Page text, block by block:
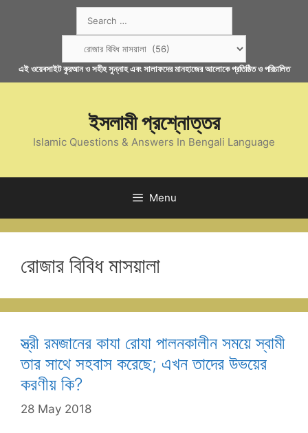
for:
এই ওয়েবসাইট কুরআন ও সহীহ সুন্নাহ এবং সালাফদের মানহাজের আলোকে প্রতিষ্ঠিত ও পরিচালিত
ইসলামী প্রশ্নোত্তর
Islamic Questions & Answers In Bengali Language
Menu
রোজার বিবিধ মাসয়ালা
স্ত্রী রমজানের কাযা রোযা পালনকালীন সময়ে স্বামী
তার সাথে সহবাস করেছে; এখন তাদের উভয়ের
করণীয় কি?
28 May 2018